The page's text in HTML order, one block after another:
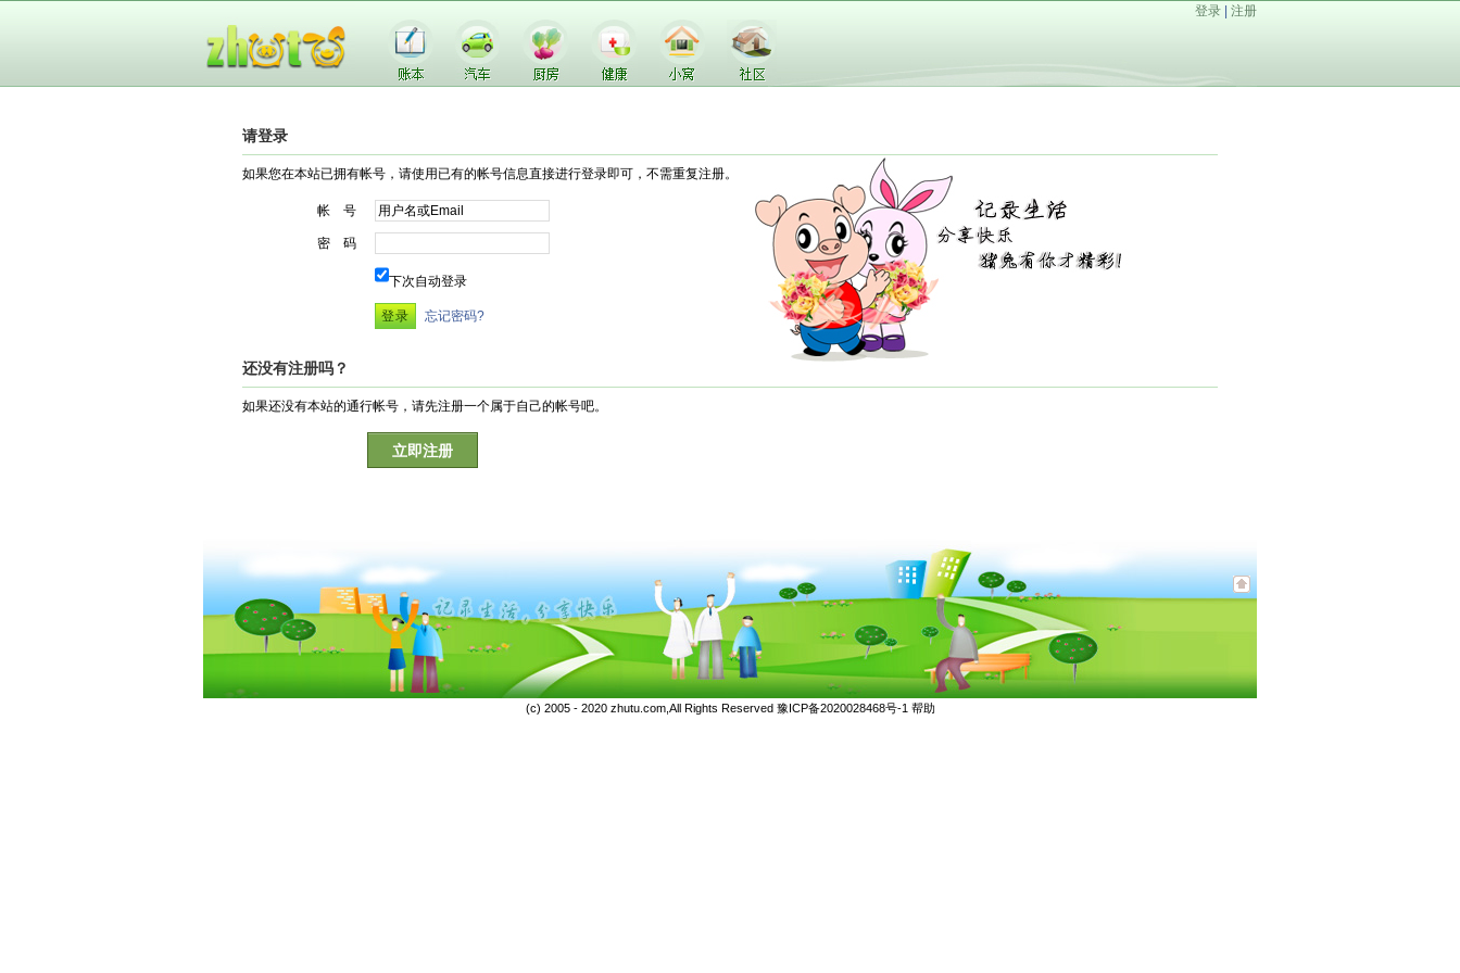
登录 注册
请登录
如果您在本站已拥有帐号，请使用已有的帐号信息直接进行登录即可，不需重复注册。
帐 号
密 码
下次自动登录
忘记密码?
还没有注册吗？
如果还没有本站的通行帐号，请先注册一个属于自己的帐号吧。
立即注册
(c) 2005 - 2020 zhutu.com,All Rights Reserved 豫ICP备2020028468号-1 帮助